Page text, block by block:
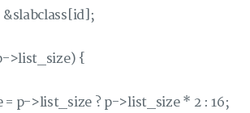
&slabclass[id];
>list_size) {
= p->list_size ? p->list_size * 2 : 16;